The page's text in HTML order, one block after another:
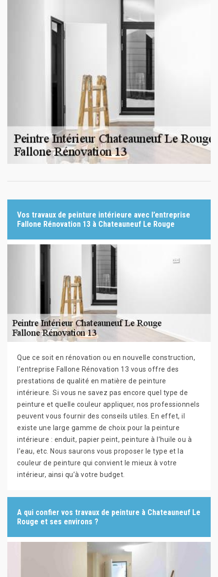
Vos travaux de peinture intérieure avec l’entreprise
Fallone Rénovation 13 à Chateauneuf Le Rouge
Que ce soit en rénovation ou en nouvelle construction,
l’entreprise Fallone Rénovation 13 vous offre des
prestations de qualité en matière de peinture
intérieure. Si vous ne savez pas encore quel type de
peinture et quelle couleur appliquer, nos professionnels
peuvent vous fournir des conseils utiles. En effet, il
existe une large gamme de choix pour la peinture
intérieure : enduit, papier peint, peinture à l’huile ou à
l’eau, etc. Nous saurons vous proposer le type et la
couleur de peinture qui convient le mieux à votre
intérieur, ainsi qu’à votre budget.
A qui confier vos travaux de peinture à Chateauneuf Le
Rouge et ses environs ?